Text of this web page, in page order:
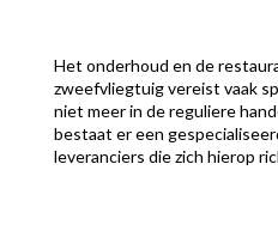
Het onderhoud en de
zweefvliegtuig vereist vaak
niet meer in de reguliere
bestaat er een
leveranciers die zich hierop